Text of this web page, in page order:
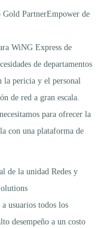
Gold PartnerEmpower de
WiNG Express de
de departamentos
la pericia y el personal
de red a gran escala.
para ofrecer la
con una plataforma de
de la unidad Redes y
usuarios todos los
desempeño a un costo